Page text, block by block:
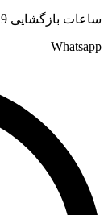
ساعات بازگشایی 9 صبح تا 8 شب
Whatsapp